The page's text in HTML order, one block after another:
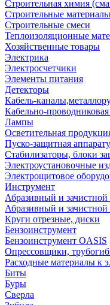
Строительная химия
Строительные
Строительные смеси
Теплоизоляционные
Хозяйственные товары
Электрика
Электросчетчики
Элементы питания
Детекторы
Кабель-
Кабельно-
Лампы
Осветительная
Пуско-защитная
Стабилизаторы, блоки
Электроустановочные
Электрощитовое
Инструмент
Абразивный и
Абразивный и
Круги отрезные, диски
Бензоинструмент
Бензоинструмент OASIS
Опрессовщики,
Расходные материалы к
Биты
Буры
Сверла